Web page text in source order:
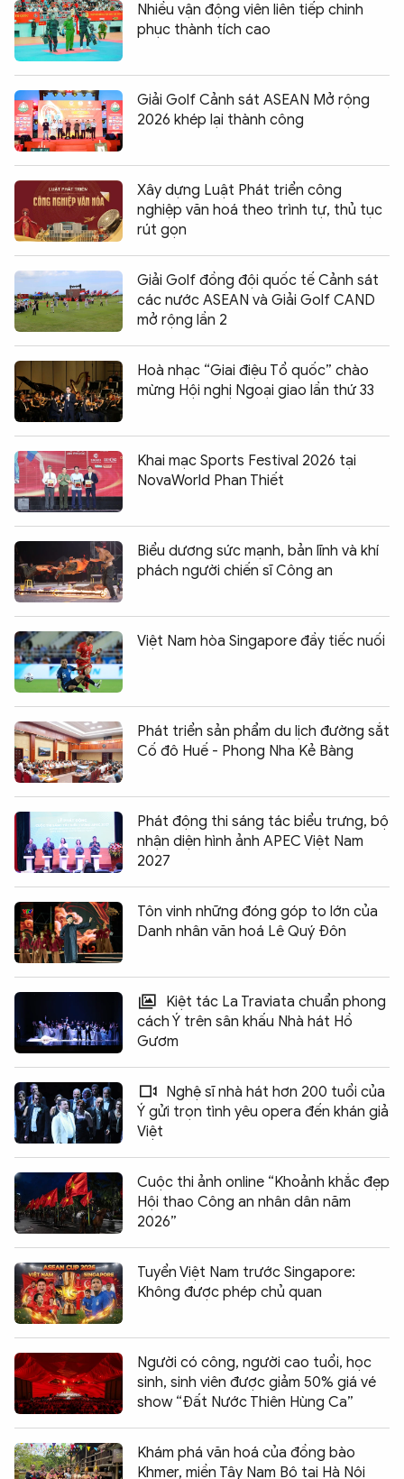
Nhiều vận động viên liên tiếp chinh
phục thành tích cao
Giải Golf Cảnh sát ASEAN Mở rộng
2026 khép lại thành công
Xây dựng Luật Phát triển công
nghiệp văn hoá theo trình tự, thủ tục
rút gọn
Giải Golf đồng đội quốc tế Cảnh sát
các nước ASEAN và Giải Golf CAND
mở rộng lần 2
Hoà nhạc “Giai điệu Tổ quốc” chào
mừng Hội nghị Ngoại giao lần thứ 33
Khai mạc Sports Festival 2026 tại
NovaWorld Phan Thiết
Biểu dương sức mạnh, bản lĩnh và khí
phách người chiến sĩ Công an
Việt Nam hòa Singapore đầy tiếc nuối
Phát triển sản phẩm du lịch đường sắt
Cố đô Huế - Phong Nha Kẻ Bàng
Phát động thi sáng tác biểu trưng, bộ
nhận diện hình ảnh APEC Việt Nam
2027
Tôn vinh những đóng góp to lớn của
Danh nhân văn hoá Lê Quý Đôn
Kiệt tác La Traviata chuẩn phong
cách Ý trên sân khấu Nhà hát Hồ
Gươm
Nghệ sĩ nhà hát hơn 200 tuổi của
Ý gửi trọn tình yêu opera đến khán giả
Việt
Cuộc thi ảnh online “Khoảnh khắc đẹp
Hội thao Công an nhân dân năm
2026”
Tuyển Việt Nam trước Singapore:
Không được phép chủ quan
Người có công, người cao tuổi, học
sinh, sinh viên được giảm 50% giá vé
show “Đất Nước Thiên Hùng Ca”
Khám phá văn hoá của đồng bào
Khmer, miền Tây Nam Bộ tại Hà Nội